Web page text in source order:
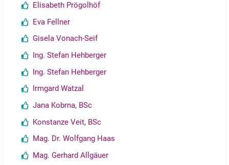
Elisabeth Prögolhöf
Eva Fellner
Gisela Vonach-Seif
Ing. Stefan Hehberger
Ing. Stefan Hehberger
Irmgard Watzal
Jana Kobrna, BSc
Konstanze Veit, BSc
Mag. Dr. Wolfgang Haas
Mag. Gerhard Allgäuer